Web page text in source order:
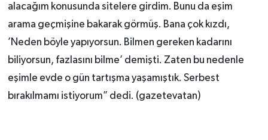
alacağım konusunda sitelere girdim. Bunu da eşim
arama geçmişine bakarak görmüş. Bana çok kızdı,
’Neden böyle yapıyorsun. Bilmen gereken kadarını
biliyorsun, fazlasını bilme’ demişti. Zaten bu nedenle
eşimle evde o gün tartışma yaşamıştık. Serbest
bırakılmamı istiyorum” dedi. (gazetevatan)